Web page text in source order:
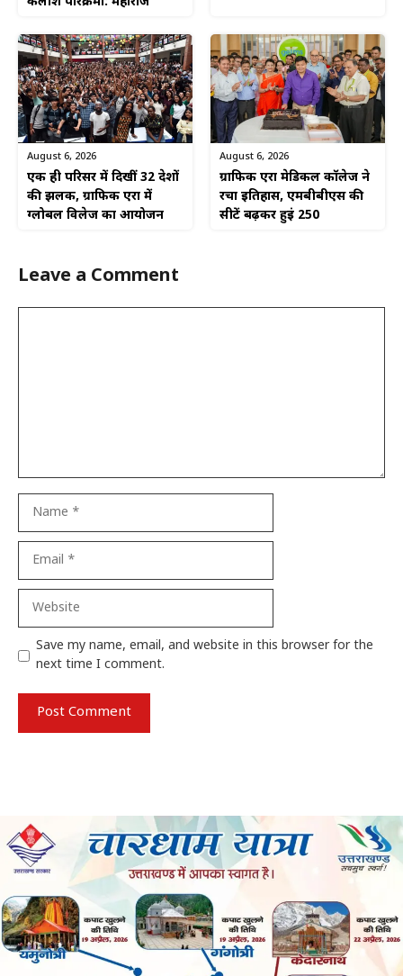
August 6, 2026
एक ही परिसर में दिखीं 32 देशों
की झलक, ग्राफिक एरा में
ग्लोबल विलेज का आयोजन
August 6, 2026
ग्राफिक एरा मेडिकल कॉलेज ने
रचा इतिहास, एमबीबीएस की
सीटें बढ़कर हुईं 250
Leave a Comment
Website
Save my name, email, and website in this browser for the
next time I comment.